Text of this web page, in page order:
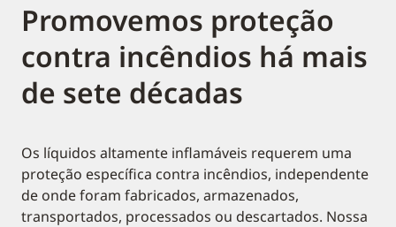
Promovemos proteção
contra incêndios há mais
de sete décadas
Os líquidos altamente inflamáveis requerem uma
proteção específica contra incêndios, independente
de onde foram fabricados, armazenados,
transportados, processados ou descartados. Nossa